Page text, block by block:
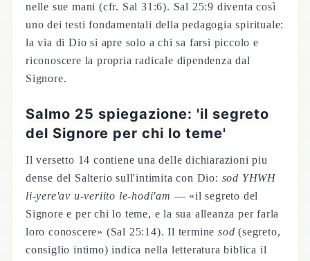
nelle sue mani (cfr. Sal 31:6). Sal 25:9 diventa così
uno dei testi fondamentali della pedagogia spirituale:
la via di Dio si apre solo a chi sa farsi piccolo e
riconoscere la propria radicale dipendenza dal
Signore.
Salmo 25 spiegazione: 'il segreto
del Signore per chi lo teme'
Il versetto 14 contiene una delle dichiarazioni piu
dense del Salterio sull'intimita con Dio: sod YHWH
li-yere'av u-veriito le-hodi'am — «il segreto del
Signore e per chi lo teme, e la sua alleanza per farla
loro conoscere» (Sal 25:14). Il terminesod (segreto,
consiglio intimo) indica nella letteratura biblica il